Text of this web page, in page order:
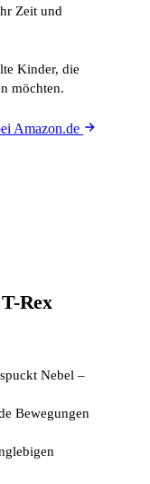
Zeit und
Kinder, die
möchten.
Amazon.de
Rex
Nebel –
Bewegungen